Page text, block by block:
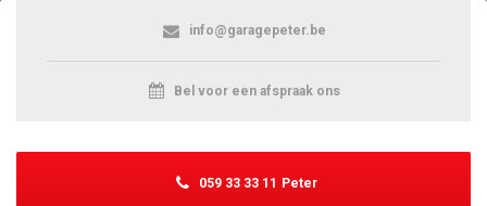
info@garagepeter.be
Bel voor een afspraak ons
059 33 33 11 Peter